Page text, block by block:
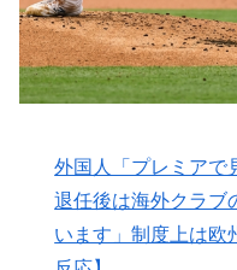
なら日本だけではな
動したはずだ」【熊
▶
【海外の反応】8月9
→ 「長崎の原爆投下
りも焼夷弾爆撃のほ
▶
【海外の反応】52歳
争で柵越えを連発「
な…」
外国人「プレミアで
退任後は海外クラブ
います」制度上は欧